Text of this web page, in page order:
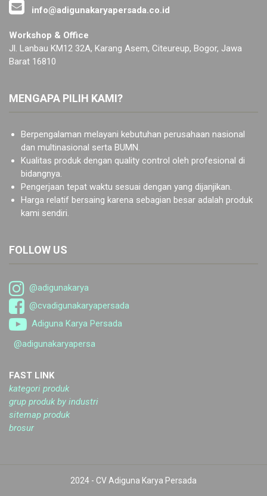
info@adigunakaryapersada.co.id
Workshop & Office
Jl. Lanbau KM12 32A, Karang Asem, Citeureup, Bogor, Jawa
Barat 16810
MENGAPA PILIH KAMI?
Berpengalaman melayani kebutuhan perusahaan nasional
dan multinasional serta BUMN.
Kualitas produk dengan quality control oleh profesional di
bidangnya.
Pengerjaan tepat waktu sesuai dengan yang dijanjikan.
Harga relatif bersaing karena sebagian besar adalah produk
kami sendiri.
FOLLOW US
@adigunakarya
@cvadigunakaryapersada
Adiguna Karya Persada
@adigunakaryapersa
FAST LINK
kategori produk
grup produk by industri
sitemap produk
brosur
2024 - CV Adiguna Karya Persada